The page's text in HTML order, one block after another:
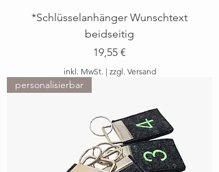
*Schlüsselanhänger Wunschtext
beidseitig
Preis
19,55 €
inkl. MwSt. | zzgl. Versand
personalisierbar